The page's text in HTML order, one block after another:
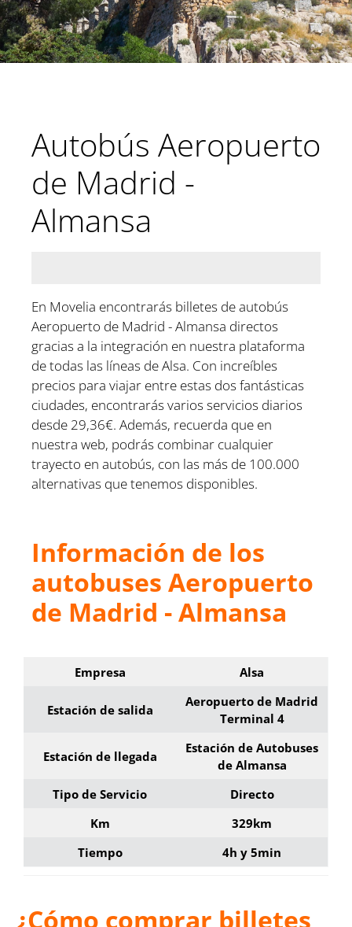
Autobús Aeropuerto
de Madrid -
Almansa
En Movelia encontrarás billetes de autobús
Aeropuerto de Madrid - Almansa directos
gracias a la integración en nuestra plataforma
de todas las líneas de Alsa. Con increíbles
precios para viajar entre estas dos fantásticas
ciudades, encontrarás varios servicios diarios
desde 29,36€. Además, recuerda que en
nuestra web, podrás combinar cualquier
trayecto en autobús, con las más de 100.000
alternativas que tenemos disponibles.
Información de los
autobuses Aeropuerto
de Madrid - Almansa
Empresa Alsa
Estación de salida
Aeropuerto de Madrid
Terminal 4
Estación de llegada
Estación de Autobuses
de Almansa
Tipo de Servicio
Directo
Km
329km
Tiempo
4h y 5min
¿Cómo comprar billetes